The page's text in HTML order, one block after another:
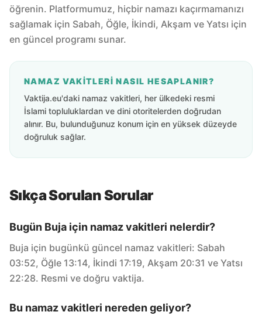
öğrenin. Platformumuz, hiçbir namazı kaçırmamanızı
sağlamak için Sabah, Öğle, İkindi, Akşam ve Yatsı için
en güncel programı sunar.
NAMAZ VAKITLERI NASIL HESAPLANIR?
Vaktija.eu'daki namaz vakitleri, her ülkedeki resmi
İslami topluluklardan ve dini otoritelerden doğrudan
alınır. Bu, bulunduğunuz konum için en yüksek düzeyde
doğruluk sağlar.
Sıkça Sorulan Sorular
Bugün Buja için namaz vakitleri nelerdir?
Buja için bugünkü güncel namaz vakitleri: Sabah
03:52, Öğle 13:14, İkindi 17:19, Akşam 20:31 ve Yatsı
22:28. Resmi ve doğru vaktija.
Bu namaz vakitleri nereden geliyor?